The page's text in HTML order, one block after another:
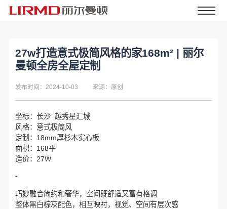
27w打造意式极简风格的家168m² | 丽尔
曼顿全房全屋定制
发布时间：2024-10-03 来源：原创
坐标：长沙 越秀星汇城
风格：意式极简风
定制：18mm厚杉木实心板
面积：168平
造价：27W
-
巧妙融合简约和奢华，空间既舒适又富有格调
整体黑白棕灰配色，相互映衬，视觉、空间有层次感